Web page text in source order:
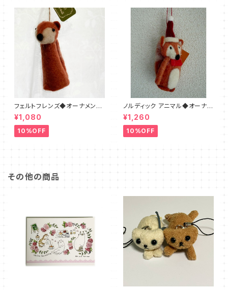
フェルトフレンズ◆オーナメント
フォックス
¥1,080
10%OFF
ノルディック アニマル◆オーナメ
ント◆キツネ フェルト
¥1,260
10%OFF
その他の商品